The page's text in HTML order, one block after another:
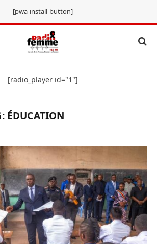
[pwa-install-button]
[radio_player id="1"]
ÉDUCATION